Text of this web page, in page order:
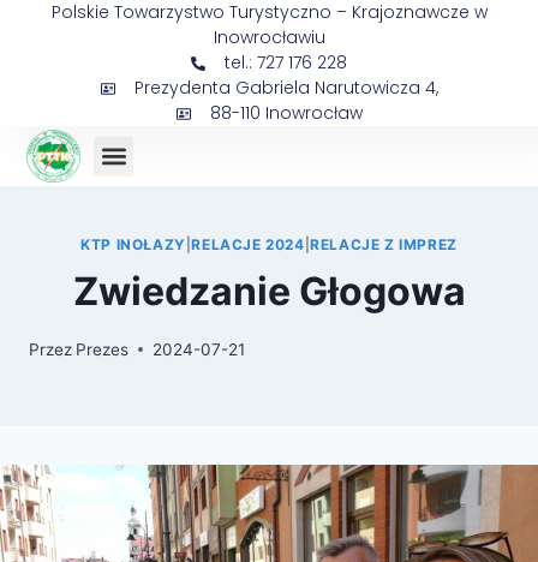
Polskie Towarzystwo Turystyczno – Krajoznawcze w
Inowrocławiu
tel.: 727 176 228
Prezydenta Gabriela Narutowicza 4,
88-110 Inowrocław
KTP INOŁAZY |RELACJE 2024 |RELACJE Z IMPREZ
Zwiedzanie Głogowa
Przez Prezes 2024-07-21